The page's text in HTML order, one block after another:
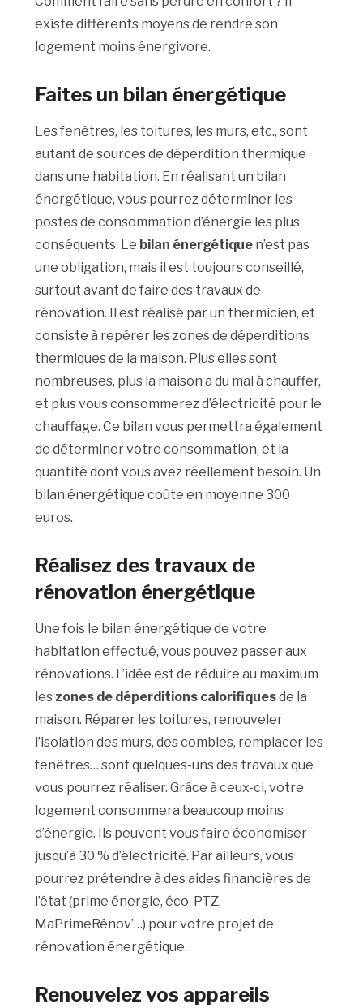
existe différents moyens de rendre son
logement moins énergivore.
Faites un bilan énergétique
Les fenêtres, les toitures, les murs, etc., sont
autant de sources de déperdition thermique
dans une habitation. En réalisant un bilan
énergétique, vous pourrez déterminer les
postes de consommation d’énergie les plus
conséquents. Le bilan énergétique n’est pas
une obligation, mais il est toujours conseillé,
surtout avant de faire des travaux de
rénovation. Il est réalisé par un thermicien, et
consiste à repérer les zones de déperditions
thermiques de la maison. Plus elles sont
nombreuses, plus la maison a du mal à chauffer,
et plus vous consommerez d’électricité pour le
chauffage. Ce bilan vous permettra également
de déterminer votre consommation, et la
quantité dont vous avez réellement besoin. Un
bilan énergétique coûte en moyenne 300
euros.
Réalisez des travaux de
rénovation énergétique
Une fois le bilan énergétique de votre
habitation effectué, vous pouvez passer aux
rénovations. L’idée est de réduire au maximum
les zones de déperditions calorifiquesde la
maison. Réparer les toitures, renouveler
l’isolation des murs, des combles, remplacer les
fenêtres… sont quelques-uns des travaux que
vous pourrez réaliser. Grâce à ceux-ci, votre
logement consommera beaucoup moins
d’énergie. Ils peuvent vous faire économiser
jusqu’à 30 % d’électricité. Par ailleurs, vous
pourrez prétendre à des aides financières de
l’état (prime énergie, éco-PTZ,
MaPrimeRénov’…) pour votre projet de
rénovation énergétique.
Renouvelez vos appareils